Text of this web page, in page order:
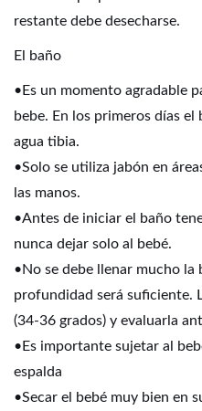
restante debe desecharse.
El baño
•Es un momento agradable
bebe. En los primeros días el
agua tibia.
•Solo se utiliza jabón en
las manos.
•Antes de iniciar el baño
nunca dejar solo al bebé.
•No se debe llenar mucho la
profundidad será suficiente.
(34-36 grados) y evaluarla
•Es importante sujetar al
espalda
•Secar el bebé muy bien en